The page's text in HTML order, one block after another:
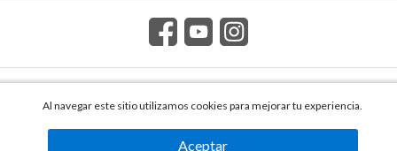
Producto no disponible momentáneamente
216996650015.
Al navegar este sitio utilizamos cookies para mejorar tu experiencia.
Aceptar